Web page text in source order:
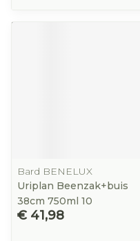
Bard BENELUX
Uriplan Beenzak+buis
38cm 750ml 10
€ 41,98